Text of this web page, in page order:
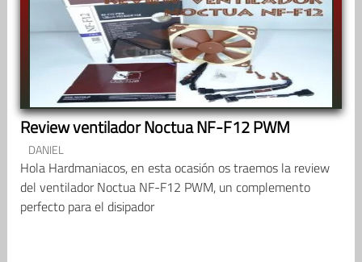
Review ventilador Noctua NF-F12 PWM
DANIEL
Hola Hardmaniacos, en esta ocasión os traemos la review
del ventilador Noctua NF-F12 PWM, un complemento
perfecto para el disipador